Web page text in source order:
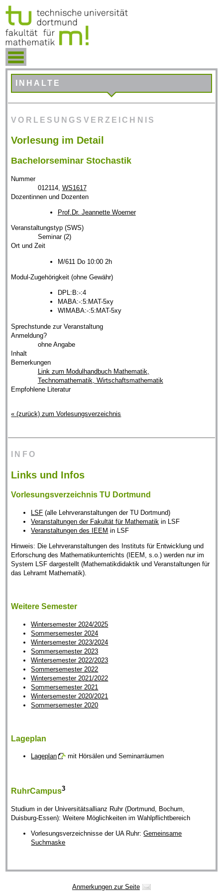
INHALTE
VORLESUNGSVERZEICHNIS
Vorlesung im Detail
Bachelorseminar Stochastik
Nummer
012114, WS1617
Dozentinnen und Dozenten
Prof.Dr. Jeannette Woerner
Veranstaltungstyp (SWS)
Seminar (2)
Ort und Zeit
M/611 Do 10:00 2h
Modul-Zugehörigkeit (ohne Gewähr)
DPL:B:-:4
MABA:-:5:MAT-5xy
WIMABA:-:5:MAT-5xy
Sprechstunde zur Veranstaltung
Anmeldung?
ohne Angabe
Inhalt
Bemerkungen
Link zum Modulhandbuch Mathematik,
Technomathematik, Wirtschaftsmathematik
Empfohlene Literatur
« (zurück) zum Vorlesungsverzeichnis
INFO
Links und Infos
Vorlesungsverzeichnis TU Dortmund
LSF (alle Lehrveranstaltungen der TU Dortmund)
Veranstaltungen der Fakultät für Mathematik in LSF
Veranstaltungen des IEEM in LSF
Hinweis: Die Lehrveranstaltungen des Instituts für Entwicklung und
Erforschung des Mathematikunterrichts (IEEM, s.o.) werden nur im
System LSF dargestellt (Mathematikdidaktik und Veranstaltungen für
das Lehramt Mathematik).
Weitere Semester
Wintersemester 2024/2025
Sommersemester 2024
Wintersemester 2023/2024
Sommersemester 2023
Wintersemester 2022/2023
Sommersemester 2022
Wintersemester 2021/2022
Sommersemester 2021
Wintersemester 2020/2021
Sommersemester 2020
Lageplan
Lageplan mit Hörsälen und Seminarräumen
RuhrCampus3
Studium in der Universitätsallianz Ruhr (Dortmund, Bochum,
Duisburg-Essen): Weitere Möglichkeiten im Wahlpflichtbereich
Vorlesungsverzeichnisse der UA Ruhr:Gemeinsame
Suchmaske
Anmerkungen zur Seite